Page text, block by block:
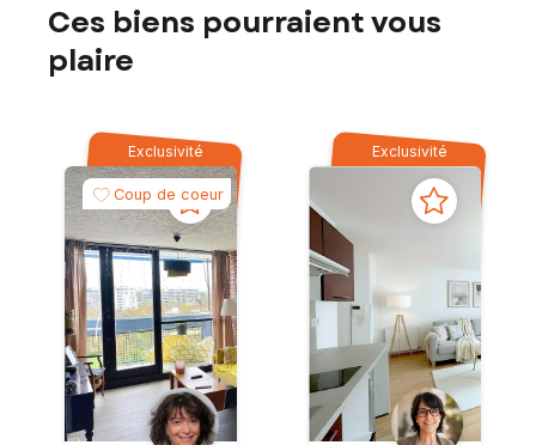
Ces biens pourraient vous
plaire
Exclusivité
Coup de coeur
Exclusivité